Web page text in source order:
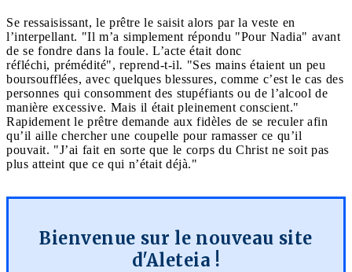
Se ressaisissant, le prêtre le saisit alors par la veste en
l’interpellant. "Il m’a simplement répondu "Pour Nadia" avant
de se fondre dans la foule. L’acte était donc
réfléchi, prémédité", reprend-t-il. "Ses mains étaient un peu
boursoufflées, avec quelques blessures, comme c’est le cas des
personnes qui consomment des stupéfiants ou de l’alcool de
manière excessive. Mais il était pleinement conscient."
Rapidement le prêtre demande aux fidèles de se reculer afin
qu’il aille chercher une coupelle pour ramasser ce qu’il
pouvait. "J’ai fait en sorte que le corps du Christ ne soit pas
plus atteint que ce qui n’était déjà."
Bienvenue sur le nouveau site
d'Aleteia !